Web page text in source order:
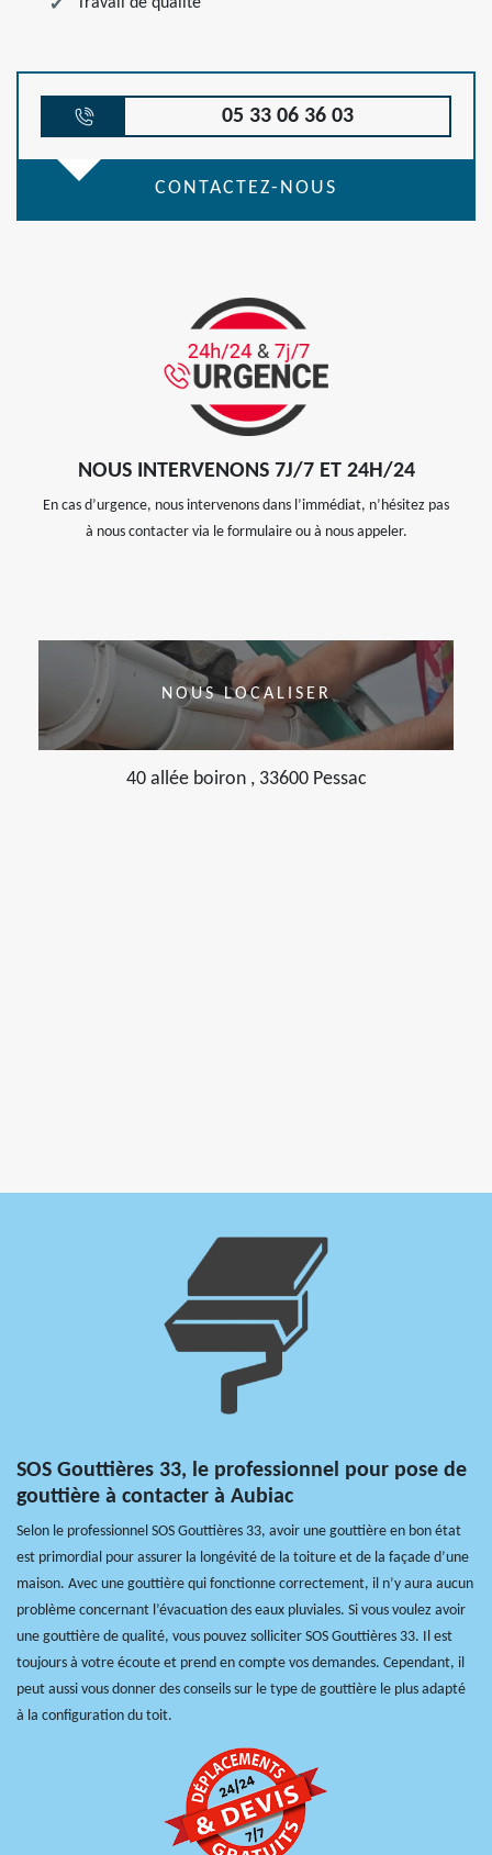
05 33 06 36 03
CONTACTEZ-NOUS
NOUS INTERVENONS 7J/7 ET 24H/24
En cas d’urgence, nous intervenons dans l’immédiat, n’hésitez pas
à nous contacter via le formulaire ou à nous appeler.
NOUS LOCALISER
40 allée boiron , 33600 Pessac
SOS Gouttières 33, le professionnel pour pose de
gouttière à contacter à Aubiac
Selon le professionnel SOS Gouttières 33, avoir une gouttière en bon état
est primordial pour assurer la longévité de la toiture et de la façade d’une
maison. Avec une gouttière qui fonctionne correctement, il n’y aura aucun
problème concernant l’évacuation des eaux pluviales. Si vous voulez avoir
une gouttière de qualité, vous pouvez solliciter SOS Gouttières 33. Il est
toujours à votre écoute et prend en compte vos demandes. Cependant, il
peut aussi vous donner des conseils sur le type de gouttière le plus adapté
à la configuration du toit.